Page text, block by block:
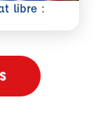
libre :